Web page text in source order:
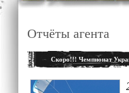
Отчёты агента
Скоро!!! Чемпионат